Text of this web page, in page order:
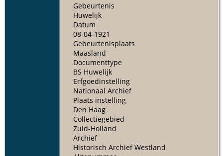
Gebeurtenis
Huwelijk
Datum
08-04-1921
Gebeurtenisplaats
Maasland
Documenttype
BS Huwelijk
Erfgoedinstelling
Nationaal Archief
Plaats instelling
Den Haag
Collectiegebied
Zuid-Holland
Archief
Historisch Archief Westland